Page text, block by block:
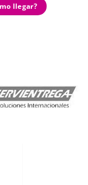
llegar?